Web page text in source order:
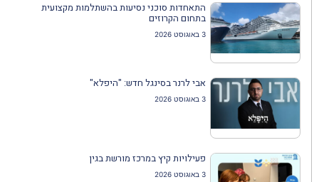
התאחדות סוכני נסיעות בהשתלמות מקצועית
בתחום הקרוזים
3 באוגוסט 2026
אבי לרנר בסינגל חדש: "היפלא"
3 באוגוסט 2026
פעילויות קיץ במרכז מורשת בגין
3 באוגוסט 2026